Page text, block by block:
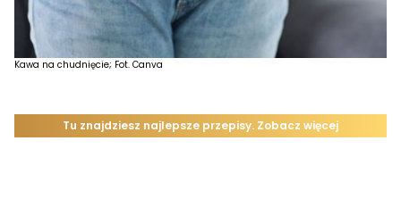
Kawa na chudnięcie; Fot. Canva